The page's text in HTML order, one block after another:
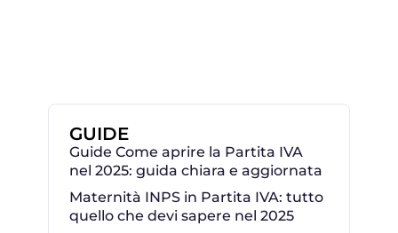
GUIDE
Guide Come aprire la Partita IVA
nel 2025: guida chiara e aggiornata
Maternità INPS in Partita IVA: tutto
quello che devi sapere nel 2025